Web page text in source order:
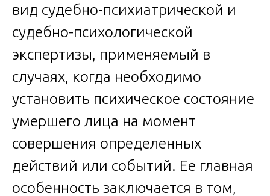
вид судебно-психиатрической и
судебно-психологической
экспертизы, применяемый в
случаях, когда необходимо
установить психическое состояние
умершего лица на момент
совершения определенных
действий или событий. Ее главная
особенность заключается в том,